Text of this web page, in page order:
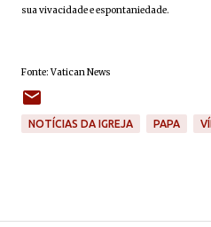
sua vivacidade e espontaniedade.
Fonte: Vatican News
NOTÍCIAS DA IGREJA PAPA